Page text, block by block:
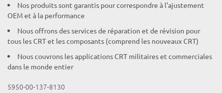
Nos produits sont garantis pour correspondre à l'ajustement
OEM et à la performance
Nous offrons des services de réparation et de révision pour
tous les CRT et les composants (comprend les nouveaux CRT)
Nous couvrons les applications CRT militaires et commerciales
dans le monde entier
5950-00-137-8130